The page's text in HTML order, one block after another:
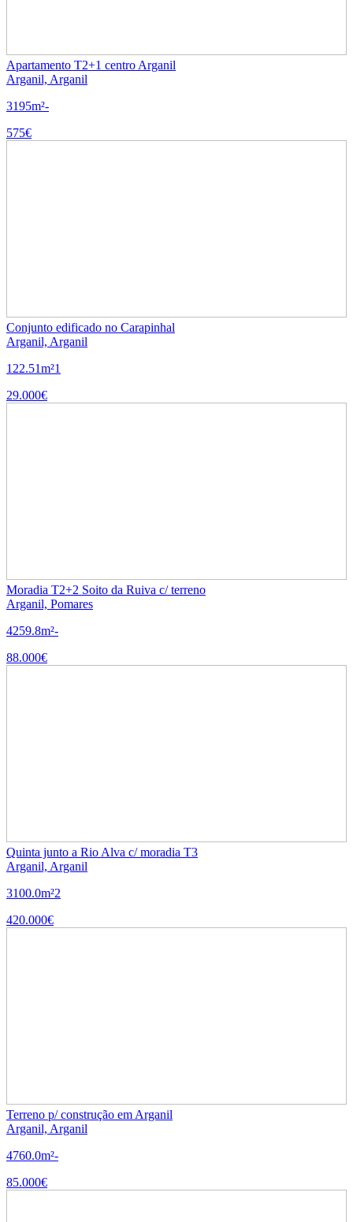
Apartamento T2+1 centro Arganil
Arganil, Arganil
3195m²-
575€
Conjunto edificado no Carapinhal
Arganil, Arganil
122.51m²1
29.000€
Moradia T2+2 Soito da Ruiva c/ terreno
Arganil, Pomares
4259.8m²-
88.000€
Quinta junto a Rio Alva c/ moradia T3
Arganil, Arganil
3100.0m²2
420.000€
Terreno p/ construção em Arganil
Arganil, Arganil
4760.0m²-
85.000€